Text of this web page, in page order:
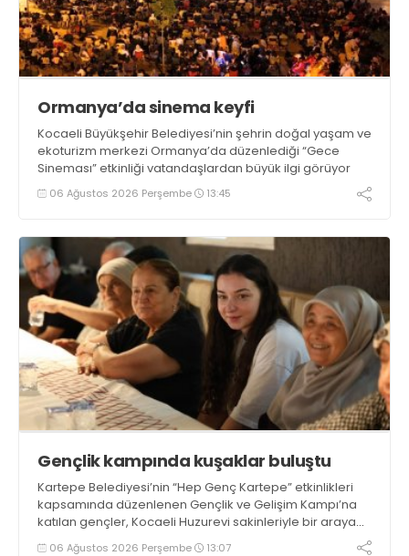
Ormanya’da sinema keyfi
Kocaeli Büyükşehir Belediyesi’nin şehrin doğal yaşam ve
ekoturizm merkezi Ormanya’da düzenlediği “Gece
Sineması” etkinliği vatandaşlardan büyük ilgi görüyor
06 Ağustos 2026 Perşembe 13:45
Gençlik kampında kuşaklar buluştu
Kartepe Belediyesi’nin “Hep Genç Kartepe” etkinlikleri
kapsamında düzenlenen Gençlik ve Gelişim Kampı’na
katılan gençler, Kocaeli Huzurevi sakinleriyle bir araya
geldi06 Ağustos 2026 Perşembe 13:07